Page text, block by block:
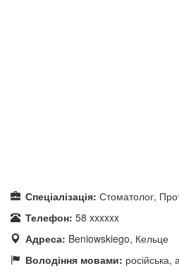
Спеціалізація: Стоматолог,
Телефон: 58 xxxxxx
Адреса: Beniowskiego, Кельце
Володіння мовами: російська,